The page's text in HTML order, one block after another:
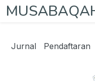
Jurnal Pendaftaran